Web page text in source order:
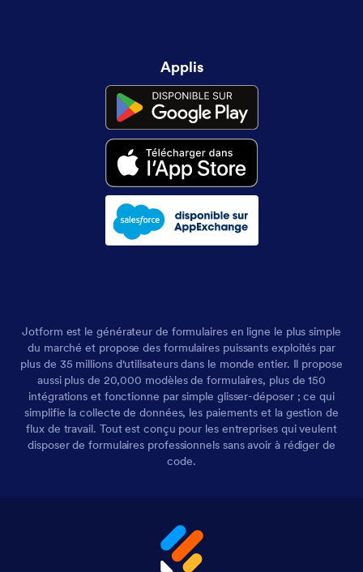
Applis
Jotform est le générateur de formulaires en ligne le plus simple
du marché et propose des formulaires puissants exploités par
plus de 35 millions d'utilisateurs dans le monde entier. Il propose
aussi plus de 20,000 modèles de formulaires, plus de 150
intégrations et fonctionne par simple glisser-déposer ; ce qui
simplifie la collecte de données, les paiements et la gestion de
flux de travail. Tout est conçu pour les entreprises qui veulent
disposer de formulaires professionnels sans avoir à rédiger de
code.